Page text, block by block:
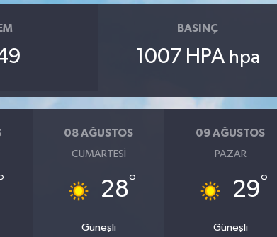
BASINÇ
1007 HPA hpa
08 AĞUSTOS
CUMARTESI
28°
Güneşli
09 AĞUSTOS
PAZAR
29°
Güneşli